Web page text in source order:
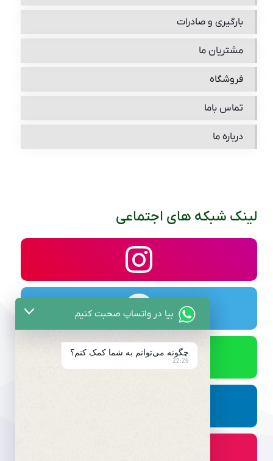
بارگیری و صادرات
مشتریان ما
فروشگاه
تماس باما
درباره ما
لینک شبکه های اجتماعی
بیا در واتساپ صحبت کنیم
چگونه می‌توانم به شما کمک کنم؟
22:26